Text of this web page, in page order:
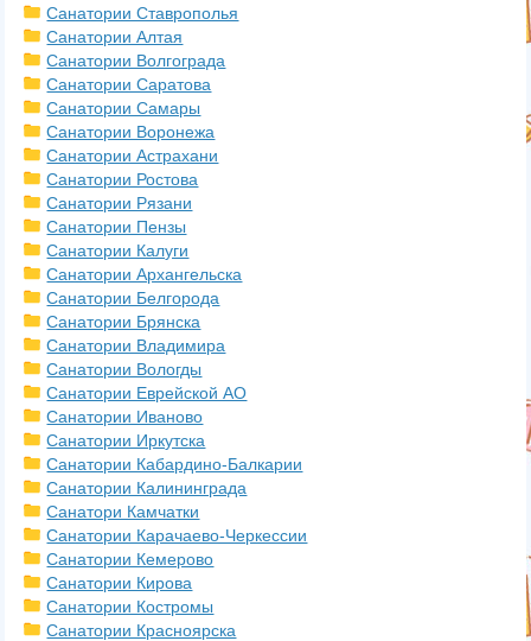
Санатории Ставрополья
Санатории Алтая
Санатории Волгограда
Санатории Саратова
Санатории Самары
Санатории Воронежа
Санатории Астрахани
Санатории Ростова
Санатории Рязани
Санатории Пензы
Санатории Калуги
Санатории Архангельска
Санатории Белгорода
Санатории Брянска
Санатории Владимира
Санатории Вологды
Санатории Еврейской АО
Санатории Иваново
Санатории Иркутска
Санатории Кабардино-Балкарии
Санатории Калининграда
Санатори Камчатки
Санатории Карачаево-Черкессии
Санатории Кемерово
Санатории Кирова
Санатории Костромы
Санатории Красноярска